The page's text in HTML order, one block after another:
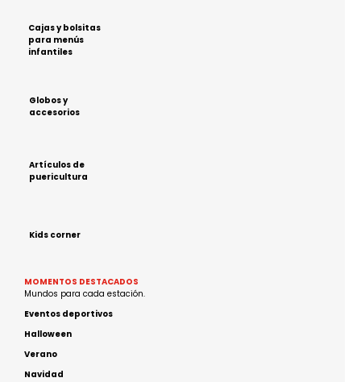
Cajas y bolsitas
para menús
infantiles
Globos y
accesorios
Artículos de
puericultura
Kids corner
MOMENTOS DESTACADOS
Mundos para cada estación.
Eventos deportivos
Halloween
Verano
Navidad